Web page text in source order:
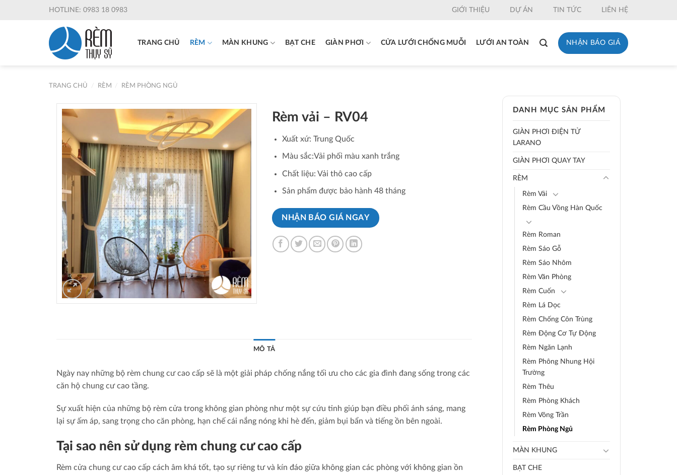
HOTLINE: 0983 18 0983 GIỚI THIỆU DỰ ÁN TIN TỨC LIÊN HỆ
TRANG CHỦ RÈM MÀN KHUNG BẠT CHE GIÀN PHƠI CỬA LƯỚI CHỐNG MUỖI LƯỚI AN TOÀN NHẬN BÁO GIÁ
TRANG CHỦ RÈM RÈM PHÒNG NGỦ
DANH MỤC SẢN PHẨM
GIÀN PHƠI ĐIỆN TỬ
LARANO
GIÀN PHƠI QUAY TAY
RÈM
Rèm Vải
Rèm Cầu Vồng Hàn Quốc
Rèm Roman
Rèm Sáo Gỗ
Rèm Sáo Nhôm
Rèm Văn Phòng
Rèm Cuốn
Rèm Lá Dọc
Rèm Chống Côn Trùng
Rèm Động Cơ Tự Động
Rèm Ngăn Lạnh
Rèm Phông Nhung Hội
Trường
Rèm Thêu
Rèm Phòng Khách
Rèm Võng Trần
Rèm Phòng Ngủ
MÀN KHUNG
BẠT CHE
Rèm vải – RV04
Xuất xứ: Trung Quốc
Màu sắc:Vải phối màu xanh trắng
Chất liệu: Vải thô cao cấp
Sản phẩm được bảo hành 48 tháng
NHẬN BÁO GIÁ NGAY
MÔ TẢ
Ngày nay những bộ rèm chung cư cao cấp sẽ là một giải pháp chống nắng tối ưu cho các gia đình đang sống trong các
căn hộ chung cư cao tầng.
Sự xuất hiện của những bộ rèm cửa trong không gian phòng như một sự cứu tinh giúp bạn điều phối ánh sáng, mang
lại sự ấm áp, sang trọng cho căn phòng, hạn chế cái nắng nóng khi hè đến, giảm bụi bẩn và tiếng ồn bên ngoài.
Tại sao nên sử dụng rèm chung cư cao cấp
Rèm cửa chung cư cao cấp cách âm khá tốt, tạo sự riêng tư và kín đáo giữa không gian các phòng với không gian ồn